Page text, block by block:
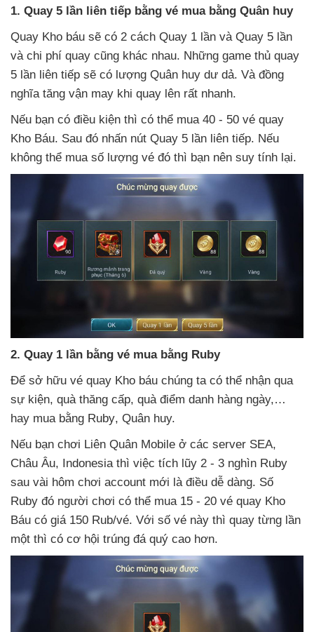
1. Quay 5 lần liên tiếp bằng vé mua bằng Quân huy
Quay Kho báu sẽ có 2 cách Quay 1 lần và Quay 5 lần
và chi phí quay cũng khác nhau. Những game thủ quay
5 lần liên tiếp sẽ có lượng Quân huy dư dả. Và đồng
nghĩa tăng vận may khi quay lên rất nhanh.
Nếu bạn có điều kiện thì có thể mua 40 - 50 vé quay
Kho Báu. Sau đó nhấn nút Quay 5 lần liên tiếp. Nếu
không thể mua số lượng vé đó thì bạn nên suy tính lại.
2. Quay 1 lần bằng vé mua bằng Ruby
Để sở hữu vé quay Kho báu chúng ta có thể nhận qua
sự kiện, quà thăng cấp, quà điểm danh hàng ngày,…
hay mua bằng Ruby, Quân huy.
Nếu bạn chơi Liên Quân Mobile ở các server SEA,
Châu Âu, Indonesia thì việc tích lũy 2 - 3 nghìn Ruby
sau vài hôm chơi account mới là điều dễ dàng. Số
Ruby đó người chơi có thể mua 15 - 20 vé quay Kho
Báu có giá 150 Rub/vé. Với số vé này thì quay từng lần
một thì có cơ hội trúng đá quý cao hơn.